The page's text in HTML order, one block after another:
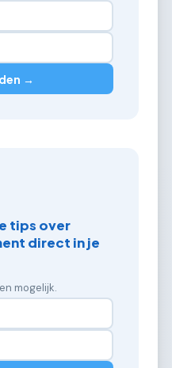
→
tips over
direct in je
mogelijk.